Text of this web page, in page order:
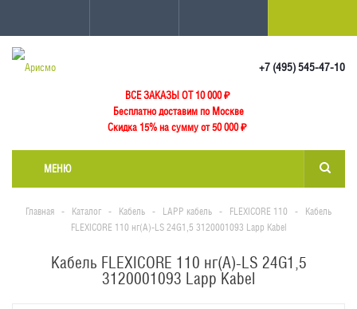
+7 (495) 545-47-10
ВСЕ ЗАКАЗЫ ОТ 10 000₽
Бесплатно доставим по Москве
Скидка 15% на сумму от 50 000 ₽
МЕНЮ
Главная - Каталог - Кабель - LAPP кабель - FLEXICORE 110 -
Кабель
FLEXICORE 110 нг(А)-LS 24G1,5 3120001093 Lapp Kabel
Кабель FLEXICORE 110 нг(А)-LS 24G1,5
3120001093 Lapp Kabel